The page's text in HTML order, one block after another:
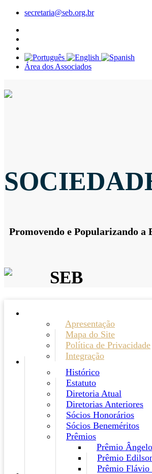
secretaria@seb.org.br
Área dos Associados
Promovendo e Popularizando a
SEB
Apresentação
Mapa do Site
Política de Privacidade
Integração
Histórico
Estatuto
Diretoria Atual
Diretorias Anteriores
Sócios Honorários
Sócios Beneméritos
Prêmios
Prêmio
Prêmio
Prêmio Flávio